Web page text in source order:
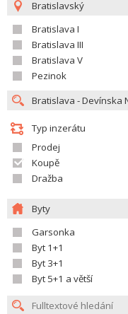
Bratislavský
Bratislava I
Bratislava III
Bratislava V
Pezinok
Typ inzerátu
Prodej
Koupě
Dražba
Byty
Garsonka
Byt 1+1
Byt 3+1
Byt 5+1 a větší